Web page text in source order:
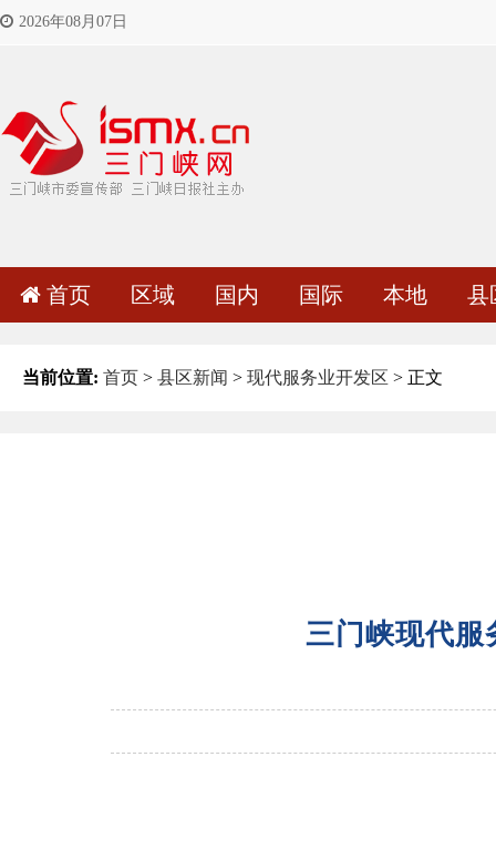
2026年08月07日
首页 区域 国内 国际 本地 县
当前位置: 首页 > 县区新闻 > 现代服务业开发区 > 正文
三门峡现代服